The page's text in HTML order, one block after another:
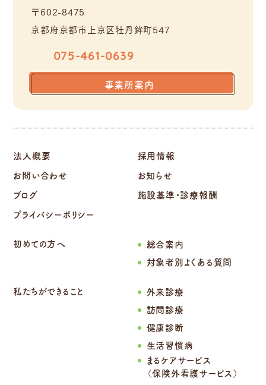
〒602-8475
京都府京都市上京区牡丹鉾町547
075-461-0639
事業所案内
法人概要
採用情報
お問い合わせ
お知らせ
ブログ
施設基準・診療報酬
プライバシーポリシー
初めての方へ
総合案内
対象者別よくある質問
私たちができること
外来診療
訪問診療
健康診断
生活習慣病
まるケアサービス
（保険外看護サービス）